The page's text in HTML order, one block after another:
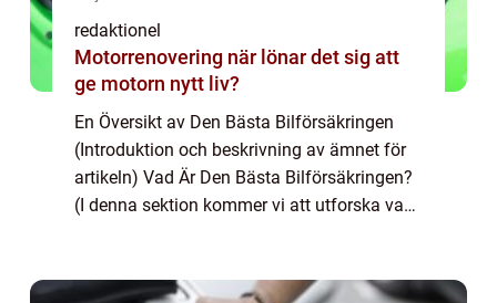
redaktionel
Motorrenovering när lönar det sig att
ge motorn nytt liv?
En Översikt av Den Bästa Bilförsäkringen
(Introduktion och beskrivning av ämnet för
artikeln) Vad Är Den Bästa Bilförsäkringen?
(I denna sektion kommer vi att utforska vad